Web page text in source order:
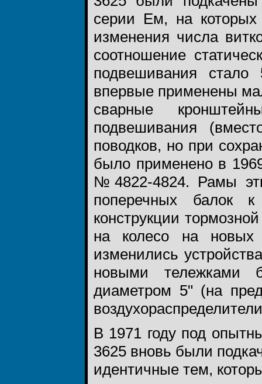
серии Ем, на которых
изменения числа
соотношение
подвешивания
впервые применены
сварные
подвешивания
поводков, но при
было применено в
№4822-4824. Рамы
поперечных балок
конструкции
на колесо на новых
изменились
новыми тележками
диаметром 5" (на
В 1971 году под
3625 вновь были
идентичные тем,